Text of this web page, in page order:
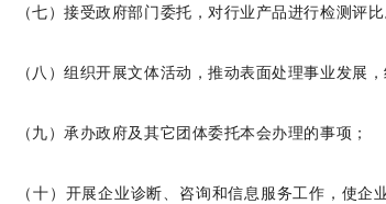
（七）接受政府部门委托，对行业产品进行检测评比
（八）组织开展文体活动，推动表面处理事业发展
（九）承办政府及其它团体委托本会办理的事项；
（十）开展企业诊断、咨询和信息服务工作，使企